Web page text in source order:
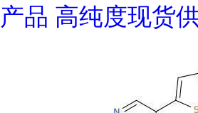
产品 高纯度现货